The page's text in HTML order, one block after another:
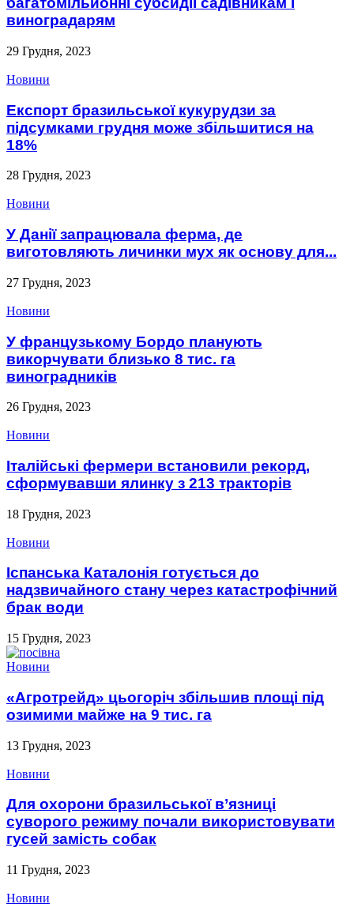
виноградарям
29 Грудня, 2023
Новини
Експорт бразильської кукурудзи за
підсумками грудня може збільшитися на
18%
28 Грудня, 2023
Новини
У Данії запрацювала ферма, де
виготовляють личинки мух як основу для...
27 Грудня, 2023
Новини
У французькому Бордо планують
викорчувати близько 8 тис. га
виноградників
26 Грудня, 2023
Новини
Італійські фермери встановили рекорд,
сформувавши ялинку з 213 тракторів
18 Грудня, 2023
Новини
Іспанська Каталонія готується до
надзвичайного стану через катастрофічний
брак води
15 Грудня, 2023
Новини
«Агротрейд» цьогоріч збільшив площі під
озимими майже на 9 тис. га
13 Грудня, 2023
Новини
Для охорони бразильської в’язниці
суворого режиму почали використовувати
гусей замість собак
11 Грудня, 2023
Новини